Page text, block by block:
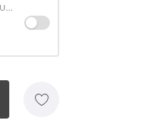
Garrafa Térmica Urban + Ebook - Fortaleza - Uniforme 1 2025